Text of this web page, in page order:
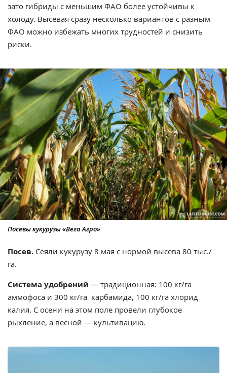
зато гибриды с меньшим ФАО более устойчивы к
холоду. Высевая сразу несколько вариантов с разным
ФАО можно избежать многих трудностей и снизить
риски.
Посевы кукурузы «Вега Агро»
Посев. Сеяли кукурузу 8 мая с нормой высева 80 тыс./
га.
Система удобрений — традиционная: 100 кг/га
аммофоса и 300 кг/га карбамида, 100 кг/га хлорид
калия. С осени на этом поле провели глубокое
рыхление, а весной — культивацию.